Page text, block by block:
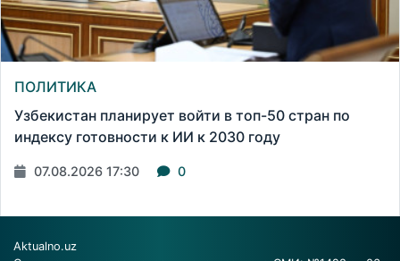
ПОЛИТИКА
Узбекистан планирует войти в топ-50 стран по
индексу готовности к ИИ к 2030 году
07.08.2026 17:30 0
Aktualno.uz